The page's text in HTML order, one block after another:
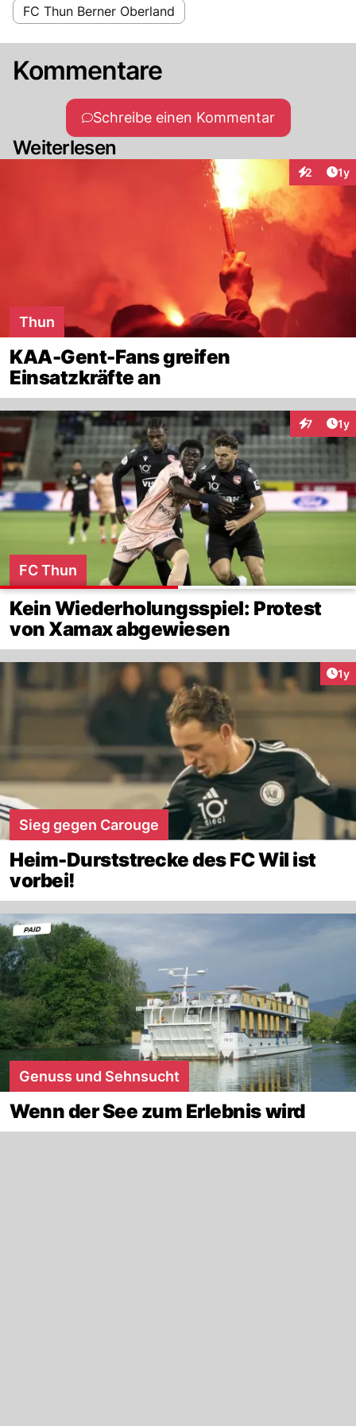
FC Thun Berner Oberland
Kommentare
Schreibe einen Kommentar
Weiterlesen
2 1y
Thun
KAA-Gent-Fans greifen
Einsatzkräfte an
7 1y
FC Thun
Kein Wiederholungsspiel: Protest
von Xamax abgewiesen
1y
Sieg gegen Carouge
Heim-Durststrecke des FC Wil ist
vorbei!
Genuss und Sehnsucht
Wenn der See zum Erlebnis wird